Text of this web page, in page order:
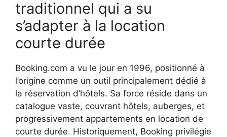
traditionnel qui a su
s’adapter à la location
courte durée
Booking.com a vu le jour en 1996, positionné à
l’origine comme un outil principalement dédié à
la réservation d’hôtels. Sa force réside dans un
catalogue vaste, couvrant hôtels, auberges, et
progressivement appartements en location de
courte durée. Historiquement, Booking privilégie